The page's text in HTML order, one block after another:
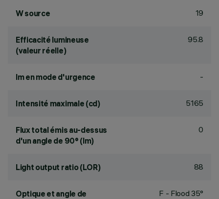
W source 19
Efficacité lumineuse
(valeur réelle)
95.8
lm en mode d'urgence -
Intensité maximale (cd) 5165
Flux total émis au-dessus
d'un angle de 90° (lm)
0
Light output ratio (LOR) 88
Optique et angle de
F - Flood 35°